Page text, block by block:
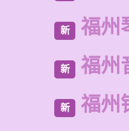
新 福州
新 福州
新 福州